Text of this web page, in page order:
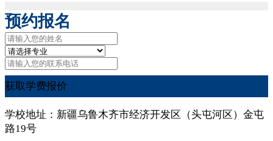
预约报名
获取学费报价
学校地址：新疆乌鲁木齐市经济开发区（头屯河区）金屯
路19号